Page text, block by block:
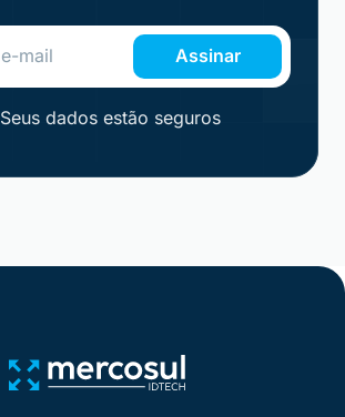
Assinar
Seus dados estão seguros